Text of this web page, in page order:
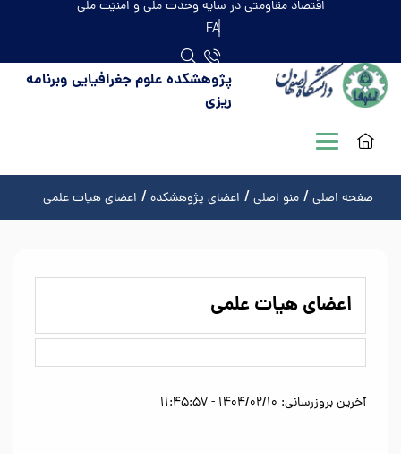
اقتصاد مقاومتی در سایه وحدت ملّی و امنیّت ملّی
FA
پژوهشکده علوم جغرافیایی وبرنامه
ریزی
صفحه اصلی منو اصلی اعضای پژوهشکده اعضای هیات علمی
اعضای هیات علمی
آخرین بروزرسانی: 1404/02/10 - 11:45:57